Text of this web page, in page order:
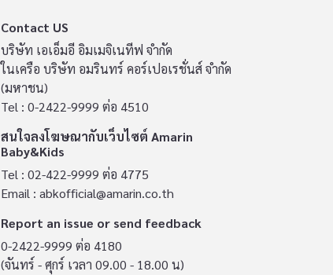
Contact US
บริษัท เอเอ็มอี อิมเมจิเนทีฟ จำกัด
ในเครือ บริษัท อมรินทร์ คอร์เปอเรชั่นส์ จำกัด
(มหาชน)
Tel : 0-2422-9999 ต่อ 4510
สนใจลงโฆษณากับเว็บไซต์ Amarin
Baby&Kids
Tel : 02-422-9999 ต่อ 4775
Email : abkofficial@amarin.co.th
Report an issue or send feedback
0-2422-9999 ต่อ 4180
(จันทร์ - ศุกร์ เวลา 09.00 - 18.00 น)